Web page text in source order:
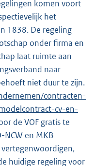
komen voort
het
1838. De regeling
onder firma en
laat ruimte aan
naar
niet duur te zijn.
contracten-
cv-en-
de VOF gratis te
NCW en MKB
huidige regeling voor